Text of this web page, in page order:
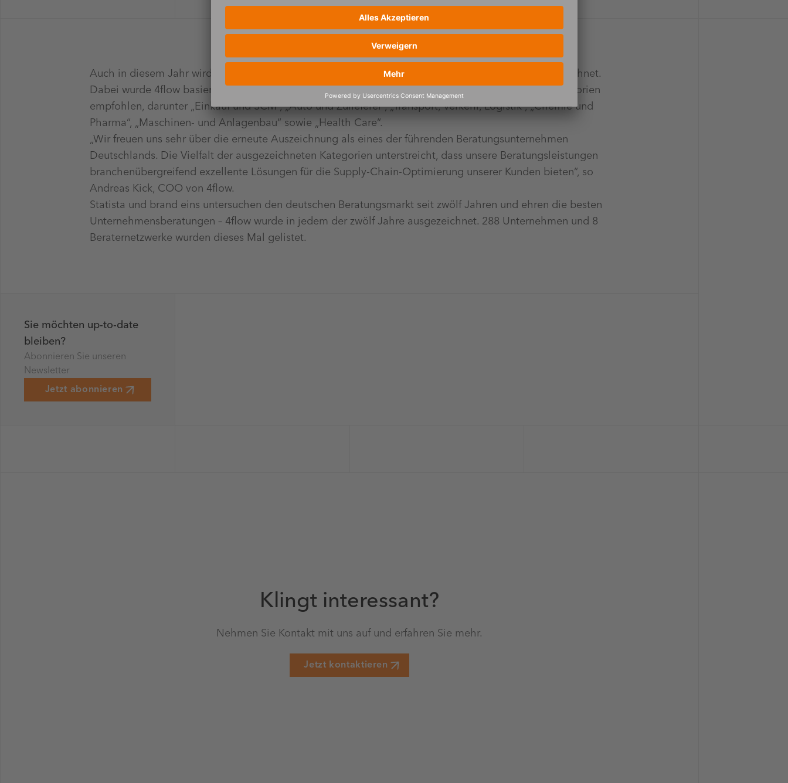
Auch in diesem Jahr wird 4flow als eine der besten Beratungen von brand eins und Statista ausgezeichnet.
Dabei wurde 4flow basierend auf Bewertungen von Kunden und Branchenvertretenden in sechs Kategorien
empfohlen, darunter „Einkauf und SCM“, „Auto und Zulieferer“, „Transport, Verkehr, Logistik“, „Chemie und
Pharma“, „Maschinen- und Anlagenbau“ sowie „Health Care“.
„Wir freuen uns sehr über die erneute Auszeichnung als eines der führenden Beratungsunternehmen
Deutschlands. Die Vielfalt der ausgezeichneten Kategorien unterstreicht, dass unsere Beratungsleistungen
branchenübergreifend exzellente Lösungen für die Supply-Chain-Optimierung unserer Kunden bieten“, so
Andreas Kick, COO von 4flow.
Statista und brand eins untersuchen den deutschen Beratungsmarkt seit zwölf Jahren und ehren die besten
Unternehmensberatungen – 4flow wurde in jedem der zwölf Jahre ausgezeichnet. 288 Unternehmen und 8
Beraternetzwerke wurden dieses Mal gelistet.
Sie möchten up-to-date
bleiben?
Abonnieren Sie unseren
Newsletter
Jetzt abonnieren
Klingt interessant?
Nehmen Sie Kontakt mit uns auf und erfahren Sie mehr.
Jetzt kontaktieren